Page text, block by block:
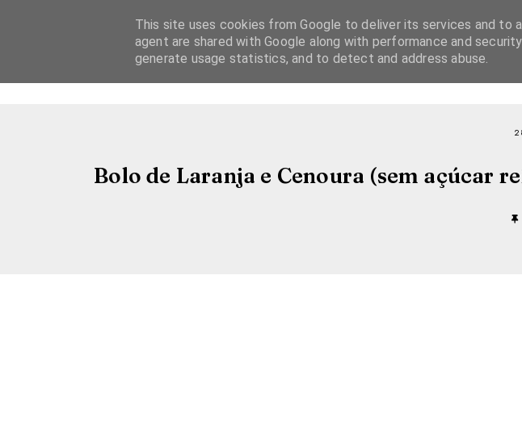
SOBRE RECEITAS
Bolo de Laranja e Cenoura (sem açúcar
This site uses cookies from Google to deliver its services and to
agent are shared with Google along with performance and
generate usage statistics, and to detect and address abuse.